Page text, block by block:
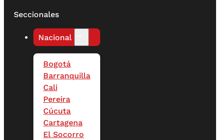
Seccionales
Nacional
Bogotá
Barranquilla
Cali
Pereira
Cúcuta
Cartagena
El Socorro